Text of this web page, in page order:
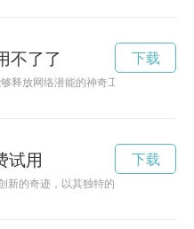
不了了
释放网络潜能的神奇工具，它可以有
下载
试用
新的奇迹，以其独特的设计和出色的性
下载